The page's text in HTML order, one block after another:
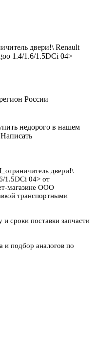
двери!\ Renault
1.4/1.6/1.5DCi 04>
России
недорого в нашем
Написать
двери!\
1.5DCi 04> от
магазине ООО
транспортными
сроки поставки запчасти
и подбор аналогов по